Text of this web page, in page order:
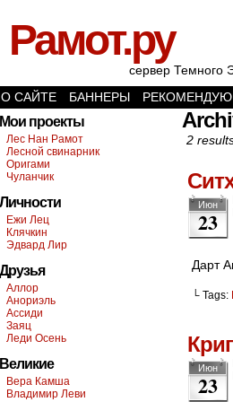
Рамот.ру
сервер Темного
О САЙТЕ
БАННЕРЫ РЕКОМЕНДУЮ
Мои проекты
Лес Нан Рамот
Лесной свинарник
Оригами
Чуланчик
Личности
Ежи Лец
Клячкин
Эдвард Лир
Друзья
Аллор
Анориэль
Ассиди
Заяц
Леди Осень
Великие
Вера Камша
Владимир Леви
2
Июн
23
Дарт
└ Tags:
Июн
23